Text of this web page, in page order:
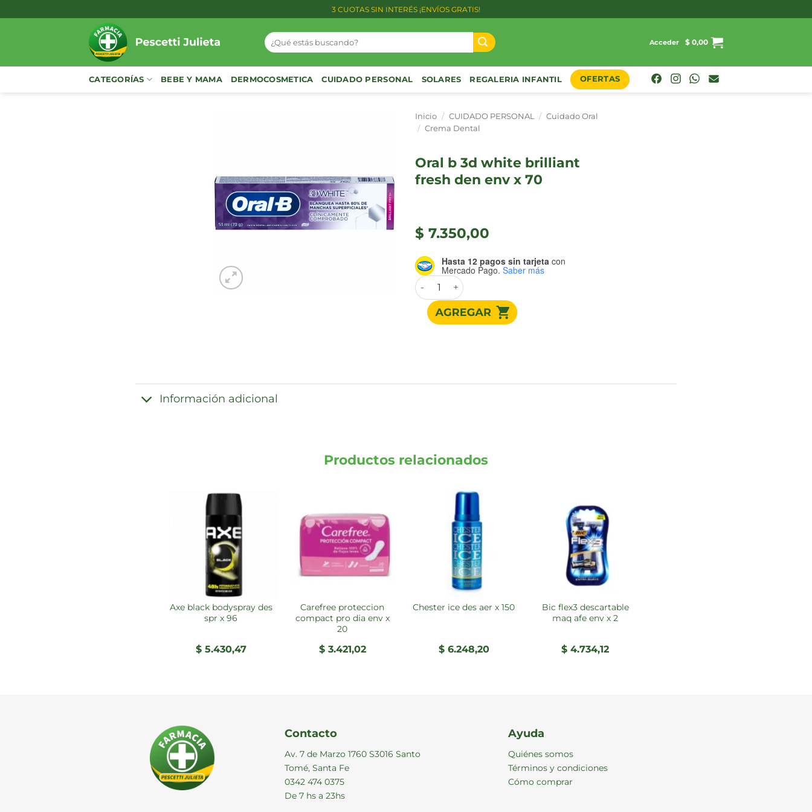
al
3 CUOTAS SIN INTERÉS ¡ENVÍOS GRATIS!
Buscar
por:
Acceder $ 0,00
CATEGORÍAS BEBE Y MAMA DERMOCOSMETICA CUIDADO PERSONAL SOLARES REGALERIA INFANTIL OFERTAS
Inicio / CUIDADO PERSONAL / Cuidado Oral
/ Crema Dental
oral b 3d white brilliant
fresh den env x 70
$ 7.350,00
Hasta 12 pagos sin tarjeta con
Mercado Pago. Saber más
ORAL B 3D WHITE BRILLIANT FRESH DEN ENV X 70 cantidad
Información adicional
Productos relacionados
axe black bodyspray des
spr x 96
$5.430,47
carefree proteccion
compact pro dia env x
20
$3.421,02
chester ice des aer x 150
$6.248,20
bic flex3 descartable
maq afe env x 2
$ 4.734,12
Contacto
Av. 7 de Marzo 1760 S3016 Santo
Tomé, Santa Fe
0342 474 0375
De 7 hs a 23hs
Ayuda
Quiénes somos
Términos y condiciones
Cómo comprar